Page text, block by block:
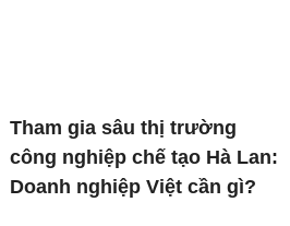
Tham gia sâu thị trường
công nghiệp chế tạo Hà Lan:
Doanh nghiệp Việt cần gì?